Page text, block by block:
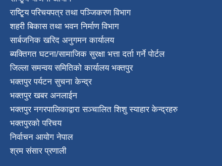
राष्टि्ृय परिचयपत्र तथा पञ्जिकरण विभाग
शहरी बिकास तथा भवन निर्माण विभाग
सार्बजनिक खरिद अनुगमन कार्यालय
ब्यक्तिगत घटना/सामाजिक सुरक्षा भत्ता दर्ता गर्ने पोर्टल
जिल्ला समन्वय समितिको कार्यालय भक्तपुर
भक्तपुर पर्यटन सुचना केन्द्र
भक्तपुर खबर अनलाईन
भक्तपुर नगरपालिकाद्वारा सञ्चालित शिशु स्याहार केन्द्रहरु
भक्तपुरकाे परिचय
निर्वाचन आयोग नेपाल
श्रम संसार प्रणाली